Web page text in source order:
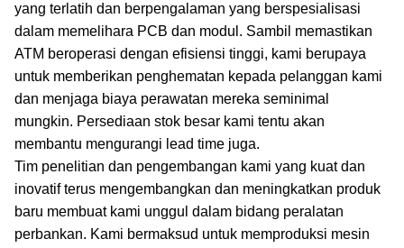
yang terlatih dan berpengalaman yang berspesialisasi
dalam memelihara PCB dan modul. Sambil memastikan
ATM beroperasi dengan efisiensi tinggi, kami berupaya
untuk memberikan penghematan kepada pelanggan kami
dan menjaga biaya perawatan mereka seminimal
mungkin. Persediaan stok besar kami tentu akan
membantu mengurangi lead time juga.
Tim penelitian dan pengembangan kami yang kuat dan
inovatif terus mengembangkan dan meningkatkan produk
baru membuat kami unggul dalam bidang peralatan
perbankan. Kami bermaksud untuk memproduksi mesin